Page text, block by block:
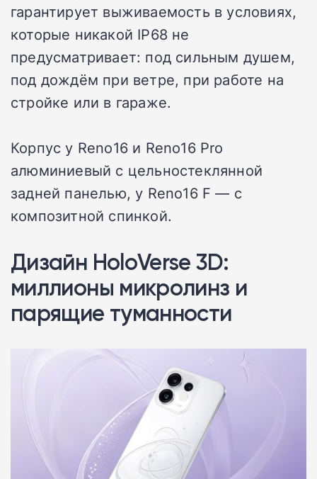
гарантирует выживаемость в условиях,
которые никакой IP68 не
предусматривает: под сильным душем,
под дождём при ветре, при работе на
стройке или в гараже.
Корпус у Reno16 и Reno16 Pro
алюминиевый с цельностеклянной
задней панелью, у Reno16 F — с
композитной спинкой.
Дизайн HoloVerse 3D:
миллионы микролинз и
парящие туманности